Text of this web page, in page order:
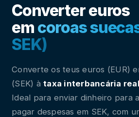
Converter euros
em coroas
SEK)
Converte os teus euros (EUR)
(SEK) àtaxa interbancária real
Ideal para enviar dinheiro para
pagar despesas em SEK, com